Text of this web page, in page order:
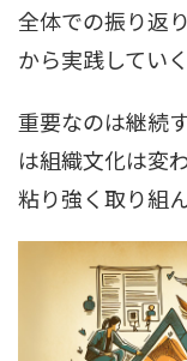
全体での振り返
から実践してい
重要なのは継続
は組織文化は変
粘り強く取り組